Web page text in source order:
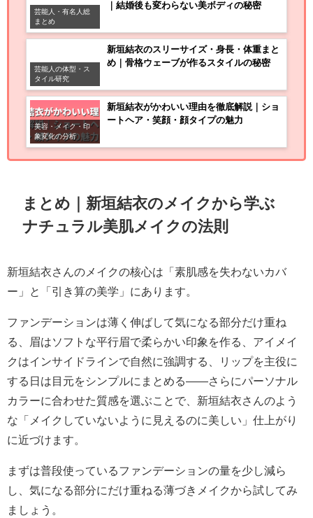
芸能人・有名人総
まとめ
｜結婚後も変わらない美ボディの秘密
芸能人の体型・ス
タイル研究
新垣結衣のスリーサイズ・身長・体重まと
め｜骨格ウェーブが作るスタイルの秘密
美容・メイク・印
象変化の分析
新垣結衣がかわいい理由を徹底解説｜ショ
ートヘア・笑顔・顔タイプの魅力
まとめ｜新垣結衣のメイクから学ぶ
ナチュラル美肌メイクの法則
新垣結衣さんのメイクの核心は「素肌感を失わないカバ
ー」と「引き算の美学」にあります。
ファンデーションは薄く伸ばして気になる部分だけ重ね
る、眉はソフトな平行眉で柔らかい印象を作る、アイメイ
クはインサイドラインで自然に強調する、リップを主役に
する日は目元をシンプルにまとめる——さらにパーソナル
カラーに合わせた質感を選ぶことで、新垣結衣さんのよう
な「メイクしていないように見えるのに美しい」仕上がり
に近づけます。
まずは普段使っているファンデーションの量を少し減ら
し、気になる部分にだけ重ねる薄づきメイクから試してみ
ましょう。